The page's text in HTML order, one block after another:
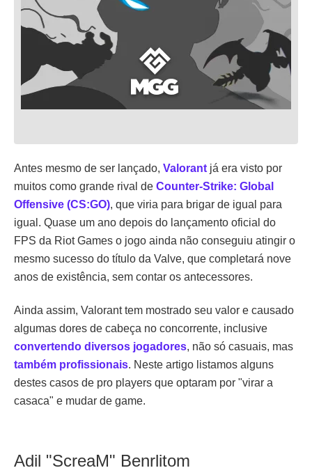
Antes mesmo de ser lançado, Valorant já era visto por
muitos como grande rival de Counter-Strike: Global
Offensive (CS:GO), que viria para brigar de igual para
igual. Quase um ano depois do lançamento oficial do
FPS da Riot Games o jogo ainda não conseguiu atingir o
mesmo sucesso do título da Valve, que completará nove
anos de existência, sem contar os antecessores.
Ainda assim, Valorant tem mostrado seu valor e causado
algumas dores de cabeça no concorrente, inclusive
convertendo diversos jogadores, não só casuais, mas
também profissionais. Neste artigo listamos alguns
destes casos de pro players que optaram por "virar a
casaca" e mudar de game.
Adil "ScreaM" Benrlitom